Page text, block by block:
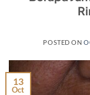
POSTED ON
13
Oct